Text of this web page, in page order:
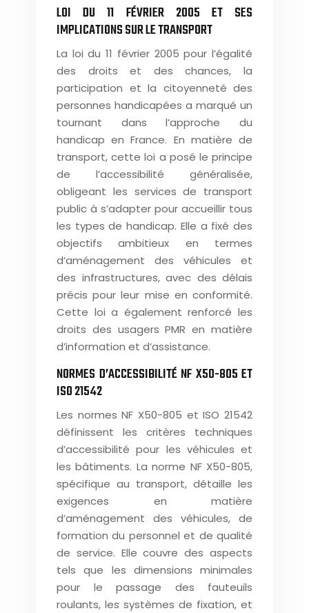
LOI DU 11 FÉVRIER 2005 ET SES
IMPLICATIONS SUR LE TRANSPORT
La loi du 11 février 2005 pour l’égalité
des droits et des chances, la
participation et la citoyenneté des
personnes handicapées a marqué un
tournant dans l’approche du
handicap en France. En matière de
transport, cette loi a posé le principe
de l’accessibilité généralisée,
obligeant les services de transport
public à s’adapter pour accueillir tous
les types de handicap. Elle a fixé des
objectifs ambitieux en termes
d’aménagement des véhicules et
des infrastructures, avec des délais
précis pour leur mise en conformité.
Cette loi a également renforcé les
droits des usagers PMR en matière
d’information et d’assistance.
NORMES D’ACCESSIBILITÉ NF X50-805 ET
ISO 21542
Les normes NF X50-805 et ISO 21542
définissent les critères techniques
d’accessibilité pour les véhicules et
les bâtiments. La norme NF X50-805,
spécifique au transport, détaille les
exigences en matière
d’aménagement des véhicules, de
formation du personnel et de qualité
de service. Elle couvre des aspects
tels que les dimensions minimales
pour le passage des fauteuils
roulants, les systèmes de fixation, et